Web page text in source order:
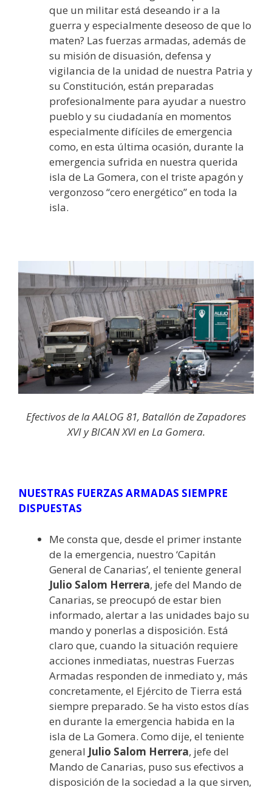
que un militar está deseando ir a la
guerra y especialmente deseoso de que lo
maten? Las fuerzas armadas, además de
su misión de disuasión, defensa y
vigilancia de la unidad de nuestra Patria y
su Constitución, están preparadas
profesionalmente para ayudar a nuestro
pueblo y su ciudadanía en momentos
especialmente difíciles de emergencia
como, en esta última ocasión, durante la
emergencia sufrida en nuestra querida
isla de La Gomera, con el triste apagón y
vergonzoso “cero energético” en toda la
isla.
Efectivos de la AALOG 81, Batallón de Zapadores
XVI y BICAN XVI en La Gomera.
NUESTRAS FUERZAS ARMADAS SIEMPRE
DISPUESTAS
Me consta que, desde el primer instante
de la emergencia, nuestro ‘Capitán
General de Canarias’, el teniente general
Julio Salom Herrera, jefe del Mando de
Canarias, se preocupó de estar bien
informado, alertar a las unidades bajo su
mando y ponerlas a disposición. Está
claro que, cuando la situación requiere
acciones inmediatas, nuestras Fuerzas
Armadas responden de inmediato y, más
concretamente, el Ejército de Tierra está
siempre preparado. Se ha visto estos días
en durante la emergencia habida en la
isla de La Gomera. Como dije, el teniente
general Julio Salom Herrera, jefe del
Mando de Canarias, puso sus efectivos a
disposición de la sociedad a la que sirven,